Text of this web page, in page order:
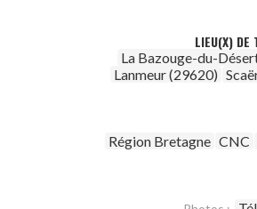
LIEU(X) DE
La Bazouge-du-
Lanmeur (29620)
Région Bretagne CNC